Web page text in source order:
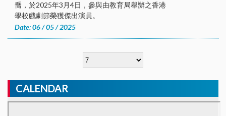
喬，於2025年3月4日，參與由教育局舉辦之香港
學校戲劇節榮獲傑出演員。
Date: 06 / 05 / 2025
CALENDAR